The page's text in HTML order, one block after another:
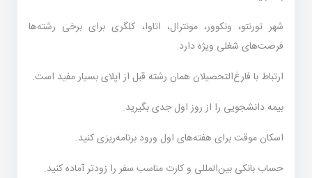
شهر تورنتو، ونکوور، مونترال، اتاوا، کلگری برای برخی رشته‌ها
فرصت‌های شغلی ویژه دارد.
ارتباط با فارغ‌التحصیلان همان رشته قبل از اپلای بسیار مفید است.
بیمه دانشجویی را از روز اول جدی بگیرید.
اسکان موقت برای هفته‌های اول ورود برنامه‌ریزی کنید.
حساب بانکی بین‌المللی و کارت مناسب سفر را زودتر آماده کنید.